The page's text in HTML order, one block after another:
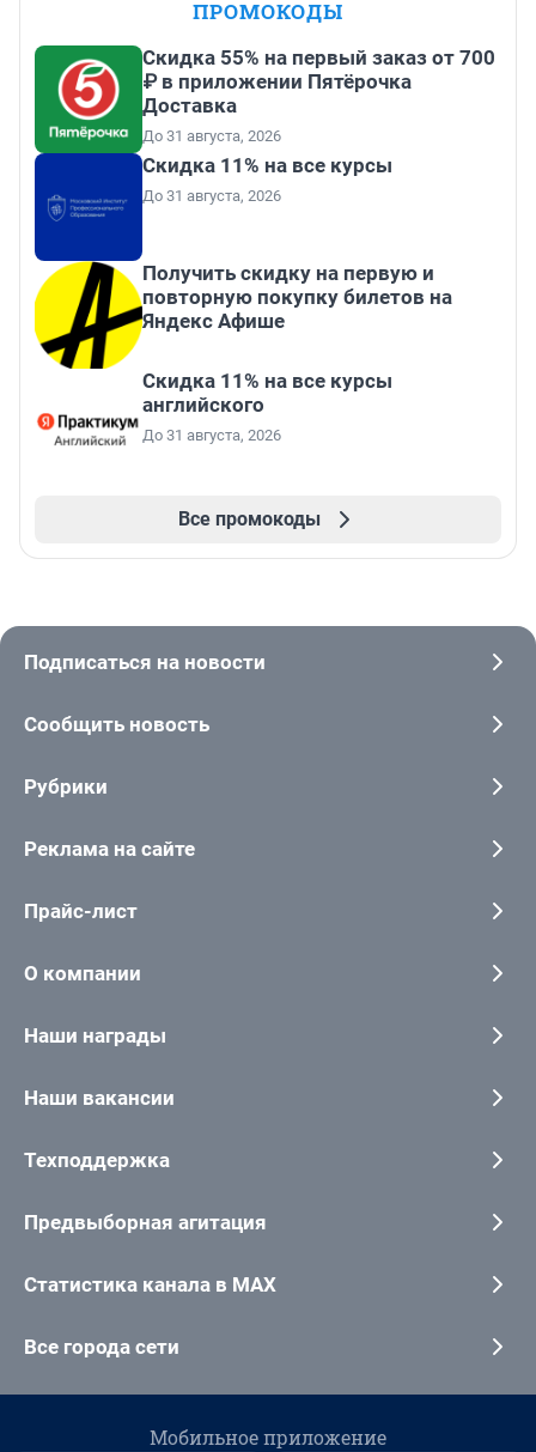
ПРОМОКОДЫ
Скидка 55% на первый заказ от 700
₽ в приложении Пятёрочка
Доставка
До 31 августа, 2026
Скидка 11% на все курсы
До 31 августа, 2026
Получить скидку на первую и
повторную покупку билетов на
Яндекс Афише
Скидка 11% на все курсы
английского
До 31 августа, 2026
Все промокоды
Подписаться на новости
Сообщить новость
Рубрики
Реклама на сайте
Прайс-лист
О компании
Наши награды
Наши вакансии
Техподдержка
Предвыборная агитация
Статистика канала в MAX
Все города сети
Мобильное приложение